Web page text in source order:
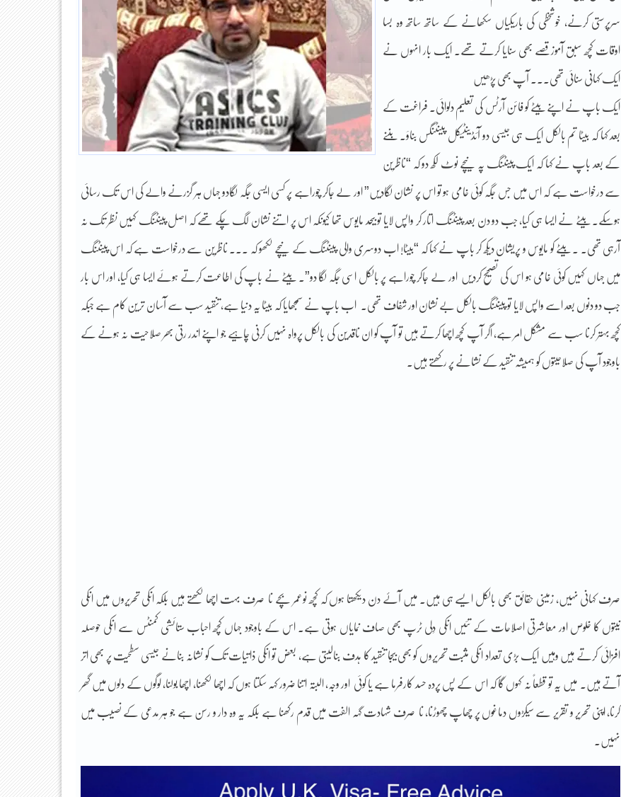
سرپرستی کرنے، خوشخطی کی باریکیاں سکھانے کے ساتھ ساتھ وہ بسا
اوقات کچھ سبق آموز قصے بھی سنایا کرتے تھے۔ ایک بار انہوں نے
ایک کہانی سنائی تھی۔۔۔ آپ بھی پڑھیں
ایک باپ نے اپنے بیٹے کو فائن آرٹس کی تعلیم دلوائی۔ فراغت کے
بعد کہا کہ بیٹا تم بالکل ایک ہی جیسی دو آئڈینٹیکل پینٹنگس بناؤ۔ بننے
کے بعد باپ نے کہا کہ ایک پینٹنگ پہ نیچے نوٹ لکھ دو کہ “ناظرین
سے درخواست ہے کہ اس میں جس جگہ کوئی خامی ہو تو اس پر نشان لگادیں” اور لے جاکر چوراہے پر کسی ایسی جگہ لگادو جہاں ہر گزرنے والے کی اس تک رسائی
ہوسکے۔ بیٹے نے ایسا ہی کیا، جب دو دن بعد پینٹنگ اتار کر واپس لایا تو بیحد مایوس تھا کیونکہ اس پر اتنے نشان لگ چکے تھے کہ اصل پینٹنگ کہیں نظر تک نہ
آرہی تھی۔ ۔ بیٹے کو مایوس و پریشان دیکھ کر باپ نے کہا کہ “بیٹا! اب دوسری والی پینٹنگ کے نیچے لکھو کہ ۔۔۔ ناظرین سے درخواست ہے کہ اس پینٹنگ
میں جہاں کہیں کوئی خامی ہو اس کی تصحیح کردیں اور لے جاکر چوراہے پر بالکل اسی جگہ لگا دو”۔ بیٹے نے باپ کی اطاعت کرتے ہوئے ایسا ہی کیا، اور اس بار
جب دو دنوں بعد اسے واپس لایا تو پینٹنگ بالکل بے نشان اور شفاف تھی۔ اب باپ نے سمجھایا کہ بیٹا یہ دنیا ہے، تنقید سب سے آسان ترین کام ہے جبکہ
کچھ بہتر کرنا سب سے مشکل امر ہے، اگر آپ کچھ اچھا کرتے ہیں تو آپ کو ان ناقدین کی بالکل پرواہ نہیں کرنی چاہیے جو اپنے اندر رتی بھر صلاحیت نہ ہونے کے
باوجود آپ کی صلاحیتوں کو ہمیشہ تنقید کے نشانے پر رکھتے ہیں۔
صرف کہانی نہیں، زمینی حقائق بھی بالکل ایسے ہی ہیں۔ میں آۓ دن دیکھتا ہوں کہ کچھ نوعمر بچے نا صرف بہت اچھا لکھتے ہیں بلکہ انکی تحریروں میں انکی
نیتوں کا خلوص اور معاشرتی اصلاحات کے تئیں انکی دِلی ٹرپ بھی صاف نمایاں ہوتی ہے۔ اس کے باوجود جہاں کچھ احباب ستائشی کمنٹس سے انکی حوصلہ
افزائی کرتے ہیں وہیں ایک بڑی تعداد انکی مثبت تحریروں کو بھی بیجا تنقید کا ہدف بنالیتی ہے، بعض تو انکی ذاتیات تک کو نشانہ بنانے جیسی سطحیت پر بھی اتر
آتے ہیں۔ میں یہ تو قطعاً نہ کہوں گا کہ اس کے پس پردہ حسد کارفرما ہے یا کوئی اور وجہ، البتہ اتنا ضرور کہہ سکتا ہوں کہ اچھا لکھنا، اچھا بولنا، لوگوں کے دلوں میں گھر
کرنا، اپنی تحریر و تقریر سے سیکڑوں دماغوں پر چھاپ چھوڑنا، نا صرف شہادت گہہ الفت میں قدم رکھنا ہے بلکہ یہ وہ دار و رسن ہے جو ہر مدعی کے نصیب میں
نہیں۔